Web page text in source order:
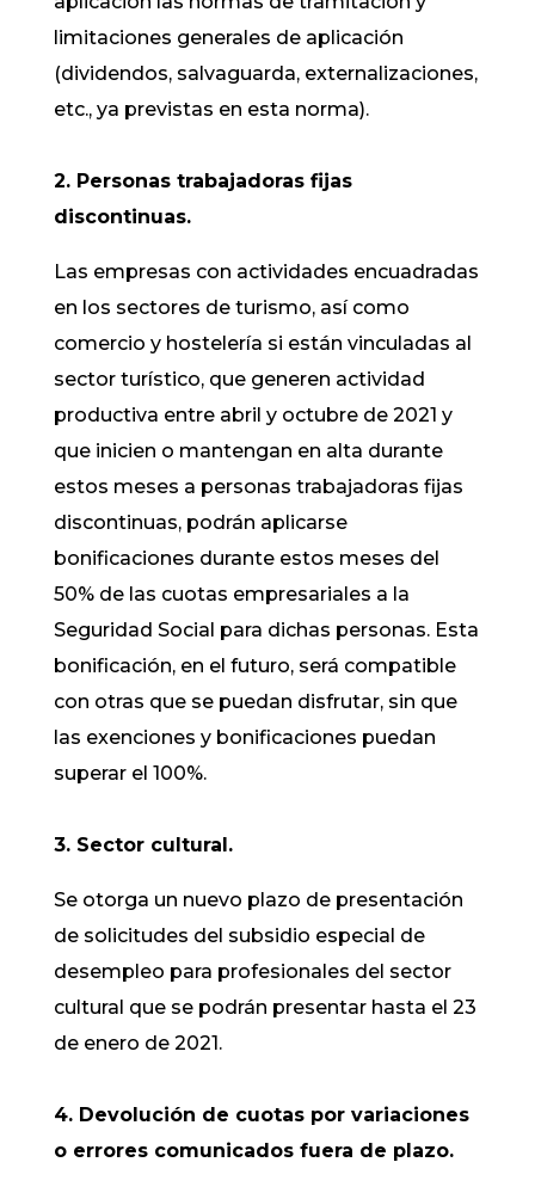
limitaciones generales de aplicación
(dividendos, salvaguarda, externalizaciones,
etc., ya previstas en esta norma).
2. Personas trabajadoras fijas
discontinuas.
Las empresas con actividades encuadradas
en los sectores de turismo, así como
comercio y hostelería si están vinculadas al
sector turístico, que generen actividad
productiva entre abril y octubre de 2021 y
que inicien o mantengan en alta durante
estos meses a personas trabajadoras fijas
discontinuas, podrán aplicarse
bonificaciones durante estos meses del
50% de las cuotas empresariales a la
Seguridad Social para dichas personas. Esta
bonificación, en el futuro, será compatible
con otras que se puedan disfrutar, sin que
las exenciones y bonificaciones puedan
superar el 100%.
3. Sector cultural.
Se otorga un nuevo plazo de presentación
de solicitudes del subsidio especial de
desempleo para profesionales del sector
cultural que se podrán presentar hasta el 23
de enero de 2021.
4. Devolución de cuotas por variaciones
o errores comunicados fuera de plazo.